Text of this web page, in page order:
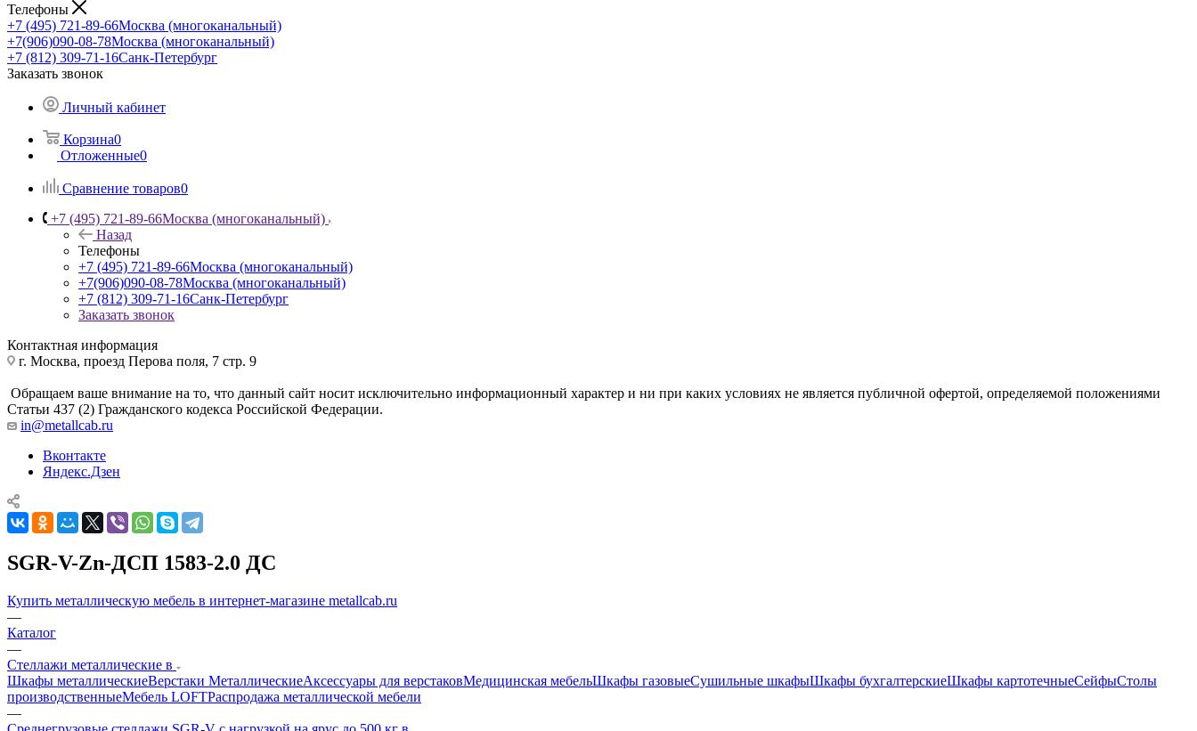
Телефоны
+7 (495) 721-89-66Москва (многоканальный)
+7(906)090-08-78Москва (многоканальный)
+7 (812) 309-71-16Санк-Петербург
Заказать звонок
Личный кабинет
Корзина0
Отложенные0
Сравнение товаров0
+7 (495) 721-89-66Москва (многоканальный)
Назад
Телефоны
+7 (495) 721-89-66Москва (многоканальный)
+7(906)090-08-78Москва (многоканальный)
+7 (812) 309-71-16Санк-Петербург
Заказать звонок
Контактная информация
г. Москва, проезд Перова поля, 7 стр. 9
Обращаем ваше внимание на то, что данный сайт носит исключительно информационный характер и ни при каких условиях не является публичной офертой, определяемой положениями
Статьи 437 (2) Гражданского кодекса Российской Федерации.
in@metallcab.ru
Вконтакте
Яндекс.Дзен
SGR-V-Zn-ДСП 1583-2.0 ДС
Купить металлическую мебель в интернет-магазине metallcab.ru
—
Каталог
—
Стеллажи металлические в
Шкафы металлическиеВерстаки МеталлическиеАксессуары для верстаковМедицинская мебельШкафы газовыеСушильные шкафыШкафы бухгалтерскиеШкафы картотечныеСейфыСтолы
производственныеМебель LOFTРаспродажа металлической мебели
—